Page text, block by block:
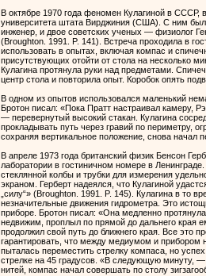
В октябре 1970 года феномен Кулагиной в СССР,
университета штата Вирджиния (США). С ним был
инженер, и двое советских ученых — физиолог
(Broughton. 1991. P. 141). Встреча проходила в
использовать в опытах, включая компас и
присутствующих отойти от стола на несколько
Кулагина протянула руки над предметами.
центр стола и повторила опыт. Коробок опять
В одном из опытов использовался маленький
Бротон писал: «Пока Пратт настраивал камеру,
— перевернутый высокий стакан. Кулагина
прокладывать путь через гравий по периметру,
сохраняя вертикальное положение, снова начал
В апреле 1973 года британский физик Бенсон
лаборатории в гостиничном номере в
стеклянной колбы и трубки для измерения
экраном. Герберт надеялся, что Кулагиной
„силу“» (Broughton. 1991. P. 145). Кулагина в то
незначительные движения гидрометра. Это
приборе. Бротон писал: «Она медленно
недвижим, проплыл по прямой до дальнего края
продолжил свой путь до ближнего края. Все это
гарантировать, что между медиумом и прибором
пыталась переместить стрелку компаса, но
стрелке на 45 градусов. «В следующую минуту,
нитей, компас начал совершать по столу